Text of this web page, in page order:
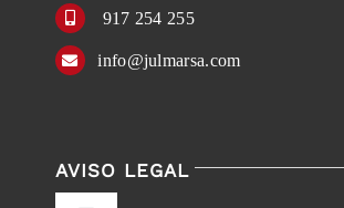
917 254 255
info@julmarsa.com
AVISO LEGAL